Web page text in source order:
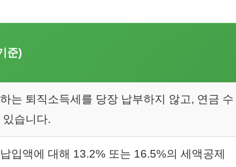
준)
는 퇴직소득세를 당장 납부하지 않고, 연금 수
습니다.
입액에 대해 13.2% 또는 16.5%의 세액공제